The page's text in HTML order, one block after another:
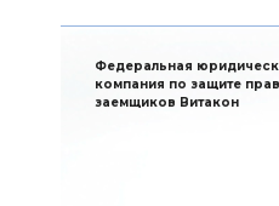
Федеральная
компания по защите прав
заемщиков Витакон